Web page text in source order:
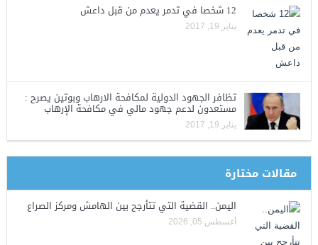
12 شخصا في تدمر يعدم من قبل داعش
يناير 19, 2017
تظافر الجهود الدولية لمكافحة الارهاب وبوتين يصرح :
مستعدون لدعم جهود مالي في مكافحة الإرهاب
يناير 19, 2017
مقالات مختارة
اليمن.. القضية التي تتأرجح بين الهامش ومركز الصراع
أغسطس 05, 2026